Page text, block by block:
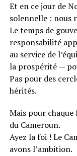
Et en ce jour de
solennelle : nous
Le temps de
responsabilité
au service de
la prospérité —
Pas pour des
hérités.
Mais pour
du Cameroun.
Ayez la foi ! Le
avons l’ambition.